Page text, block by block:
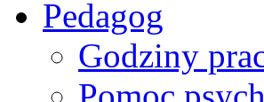
Pedagog
Godziny